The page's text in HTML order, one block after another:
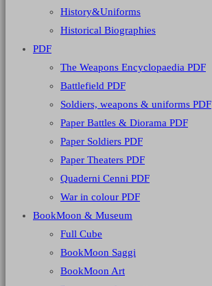
History&Uniforms
Historical Biographies
PDF
The Weapons Encyclopaedia PDF
Battlefield PDF
Soldiers, weapons & uniforms PDF
Paper Battles & Diorama PDF
Paper Soldiers PDF
Paper Theaters PDF
Quaderni Cenni PDF
War in colour PDF
BookMoon & Museum
Full Cube
BookMoon Saggi
BookMoon Art